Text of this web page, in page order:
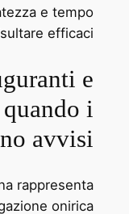
e tempo
efficaci.
e
i
avvisi
rappresenta
onirica